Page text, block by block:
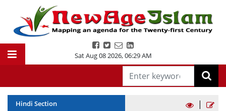
Sat Aug 08 2026,06:29 AM
Hindi Section
|